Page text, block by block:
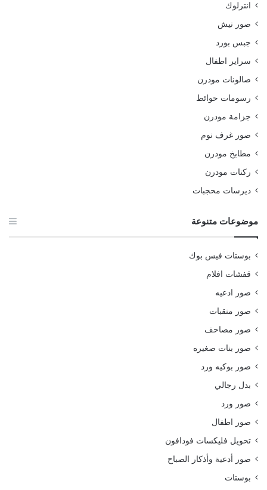
انترلوك
صور نيش
جبس بورد
سراير اطفال
صالونات مودرن
رسومات حوائط
جزامة مودرن
صور غرف نوم
مطابخ مودرن
ركنات مودرن
ديرسات محجبات
موضوعات متنوعة
بوستات فيس بوك
قفشات افلام
صور ادعيه
صور منقبات
صور مصاحف
صور بنات صغيره
صور بوكيه ورد
بدل رجالي
صور ورد
صور اطفال
تحويل فليكسات فودافون
صور أدعية وأذكار الصباح
بوستات